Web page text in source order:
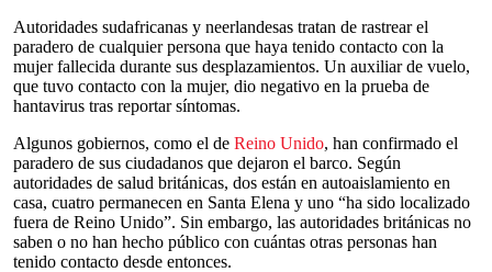
Autoridades sudafricanas y neerlandesas tratan de rastrear el
paradero de cualquier persona que haya tenido contacto con la
mujer fallecida durante sus desplazamientos. Un auxiliar de vuelo,
que tuvo contacto con la mujer, dio negativo en la prueba de
hantavirus tras reportar síntomas.
Algunos gobiernos, como el de Reino Unido, han confirmado el
paradero de sus ciudadanos que dejaron el barco. Según
autoridades de salud británicas, dos están en autoaislamiento en
casa, cuatro permanecen en Santa Elena y uno “ha sido localizado
fuera de Reino Unido”. Sin embargo, las autoridades británicas no
saben o no han hecho público con cuántas otras personas han
tenido contacto desde entonces.